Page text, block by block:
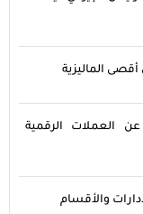
الماليزية
عن العملات الرقمية
والأقسام